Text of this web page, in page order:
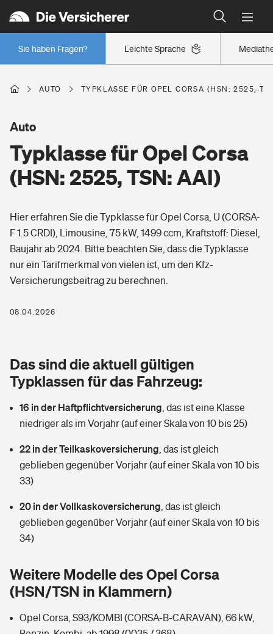
Leichte Sprache
Sie haben Fragen?
Wer versichert was: Jetzt Versicherer finden
Regionalklassen: So ist Ihre Region eingestuft
Wer versichert was: Jetzt Versicherer finden
Berufsunfähigkeitsversicherung
Erwerbsunfähigkeitsversicherung
Grundfähigkeitsversicherung
Arbeitsrechtsschutz
Berufshaftpflichtversicherung
Zur Übersicht
Tools
Wer versichert was: Jetzt Versicherer finden
Sie haben Fragen?
Wohnen
Glasversicherung
Mietkautionsversicherung
Restkreditversicherung
Tools
Hochwasser-Check: Wie gefährdet ist Ihr Haus?
Freizeit
Pri­vate Haft­pflicht­
Kinderunfall­ver­si­che­rung
Kinderinvalidität
Reiseversicherung
Hundehalter-Haftpflicht
Handyversicherung
Private Cyberversicherung
Gesundheit
Private Krankenversicherung
Dread-Disease-Versicherung
Tierkrankenversicherung
Tools
Wer versichert was: Jetzt Versicherer finden
Rentenrechner: Wie viel Geld bekomme ich im Alter?
AUTO TYPKLASSE FÜR OPEL CORSA (HSN: 2525,
Typklasse für Opel Corsa
(HSN: 2525, TSN: AAI)
Auto
Hier erfahren Sie die Typklasse für Opel Corsa, U (CORSA-
F 1.5 CRDI), Limousine, 75 kW, 1499 ccm, Kraftstoff: Diesel,
Baujahr ab 2024. Bitte beachten Sie, dass die Typklasse
nur ein Tarifmerkmal von vielen ist, um den Kfz-
Versicherungsbeitrag zu berechnen.
08.04.2026
Das sind die aktuell gültigen
Typklassen für das Fahrzeug:
16 in der Haftpflichtversicherung das ist eine Klasse
niedriger als im Vorjahr (auf einer Skala von 10 bis 25)
22 in der Teilkaskoversicherung das ist gleich
geblieben gegenüber Vorjahr (auf einer Skala von 10 bis
33)
20 in der Vollkaskoversicherung das ist gleich
geblieben gegenüber Vorjahr (auf einer Skala von 10 bis
34)
Weitere Modelle des Opel Corsa
(HSN/TSN in Klammern)
Opel Corsa, S93/KOMBI (CORSA-B-CARAVAN), 66 kW,